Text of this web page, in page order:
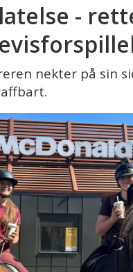
-
nekter på sin